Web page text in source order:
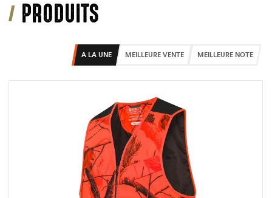
PRODUITS
A LA UNE MEILLEURE VENTE MEILLEURE NOTE